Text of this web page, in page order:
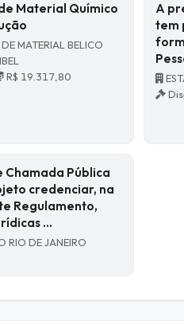
Material Químico
MATERIAL BELICO
R$ 19.317,80
A
tem
Chamada Pública
credenciar, na
Regulamento,
…
RIO DE JANEIRO